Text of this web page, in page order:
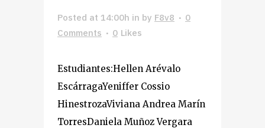
Posted at 14:00h in by F8v8
0
Comments
0 Likes
Estudiantes:Hellen Arévalo
EscárragaYeniffer Cossio
HinestrozaViviana Andrea Marín
TorresDaniela Muñoz Vergara